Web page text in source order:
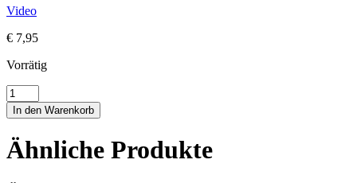
Video
€ 7,95
Vorrätig
MAGIC
CUBE
Menge
In den Warenkorb
Ähnliche Produkte